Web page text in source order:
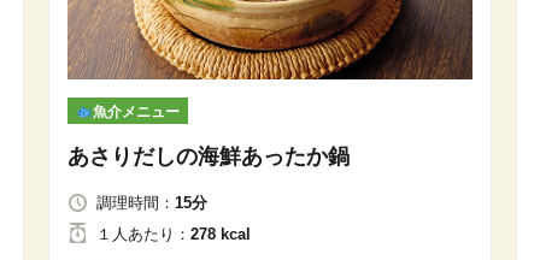
魚介メニュー
あさりだしの海鮮あったか鍋
調理時間： 15分
１人 あたり ： 278 kcal